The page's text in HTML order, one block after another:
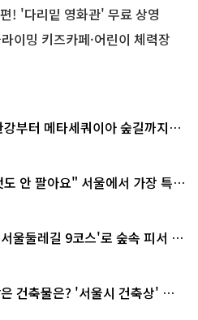
! '다리밑 영화관' 무료 상영
이밍 키즈카페·어린이 체력장
강부터 메타세쿼이아 숲길까지…
안 팔아요" 서울에서 가장 특별
울둘레길 9코스'로 숲속 피서 떠
건축물은? '서울시 건축상' 수